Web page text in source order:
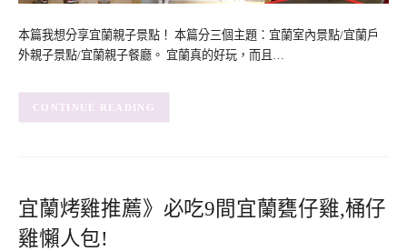
本篇我想分享宜蘭親子景點！ 本篇分三個主題：宜蘭室內景點/宜蘭戶
外親子景點/宜蘭親子餐廳。 宜蘭真的好玩，而且…
CONTINUE READING
宜蘭烤雞推薦》必吃9間宜蘭甕仔雞,桶仔
雞懶人包!